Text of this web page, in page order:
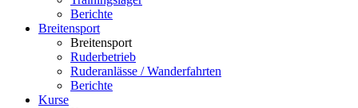
Berichte
Breitensport
Breitensport
Ruderbetrieb
Ruderanlässe / Wanderfahrten
Berichte
Kurse